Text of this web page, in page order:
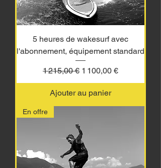
5 heures de wakesurf avec
l'abonnement, équipement standard
Prix original
1 215,00 € Prix promotionnel
1 100,00 €
Ajouter au panier
En offre